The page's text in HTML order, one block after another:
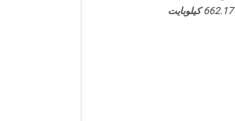
662.17 كيلوبايت